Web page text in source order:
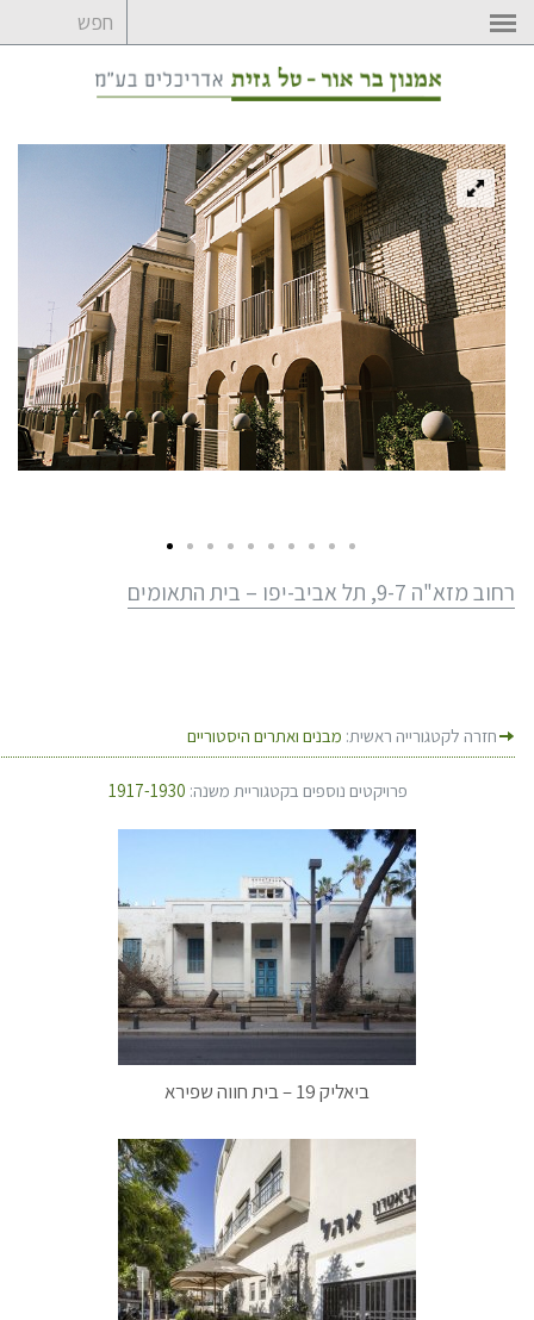
לדלג
לתוכן
רחוב מזא"ה 9-7, תל אביב-יפו – בית התאומים
חזרה לקטגורייה ראשית: מבנים ואתרים היסטוריים
פרויקטים נוספים בקטגוריית משנה: 1917-1930
ביאליק 19 – בית חווה שפירא